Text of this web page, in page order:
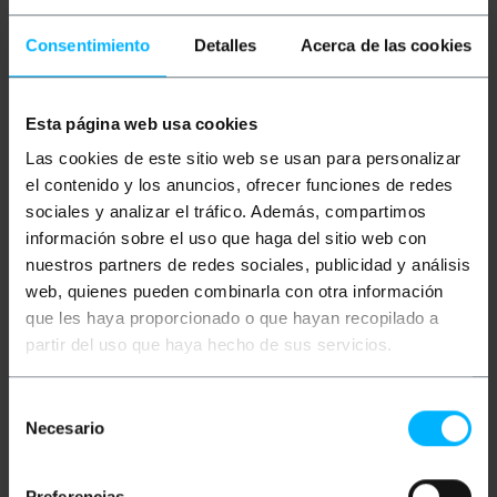
Consentimiento Detalles Acerca de las cookies
Esta página web usa cookies
Las cookies de este sitio web se usan para personalizar
el contenido y los anuncios, ofrecer funciones de redes
sociales y analizar el tráfico. Además, compartimos
información sobre el uso que haga del sitio web con
nuestros partners de redes sociales, publicidad y análisis
web, quienes pueden combinarla con otra información
que les haya proporcionado o que hayan recopilado a
partir del uso que haya hecho de sus servicios.
Necesario
a infraestrutura de TI centralizando dispositivos
outros sistemas de comunicação em um núcleo
operacional seguro. Seu design é otimizado para
cabos, garantindo uma arquitetura de rede
qualquer instalação de telecomunicações.
Especificações
Estrutura completa com trilhos frontais de 19"
para rack, ajustáveis em profundidade para
atender a qualquer necessidade. Trilhos
traseiros #WY042 podem ser instalados
opcionalmente.
Distância entre a moldura frontal e a parte
traseira do gabinete: 370 mm.
Painéis laterais com sistema removível sem
Opcionalmente, pode-se instalar uma
fechadura nos painéis laterais para impedir o
São entregues ao cliente totalmente